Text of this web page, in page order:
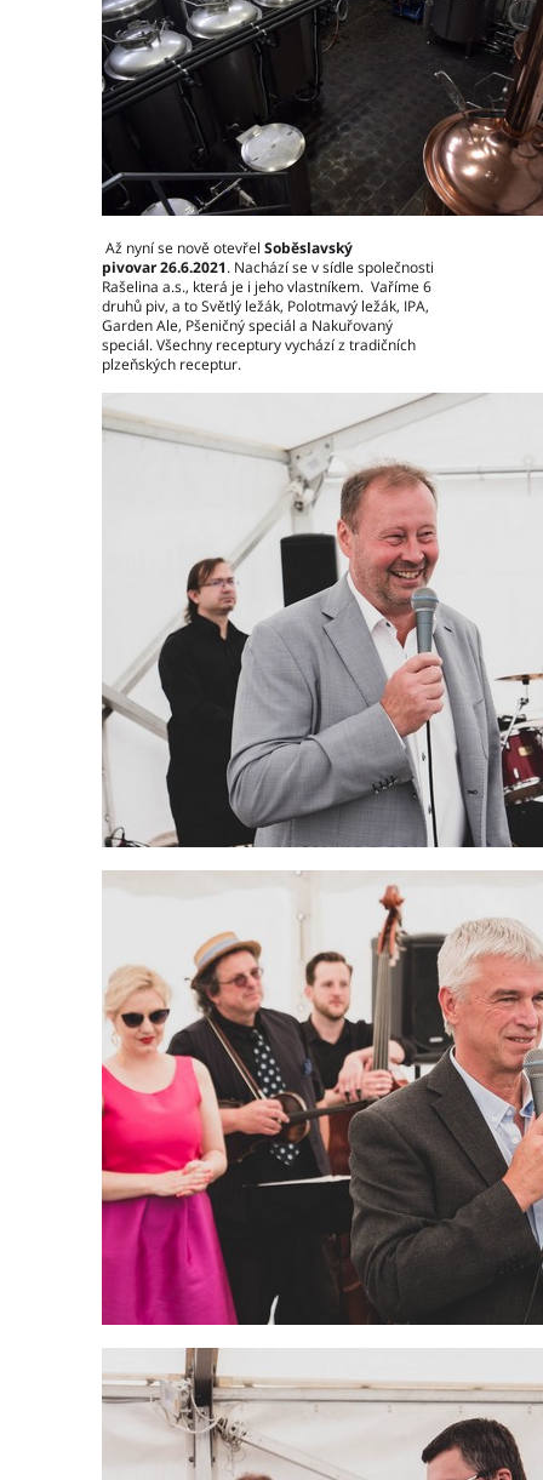
Akce pivovaru
O pivovaru
Slavnostní otevření
Ceník piva
Základní kontaktní údaje
Lidé ve firmě
Výrobní závody
Zahradní centra a podnikové prodejny
Až nyní se nově otevřel Soběslavský
pivovar 26.6.2021. Nachází se v sídle společnosti
Rašelina a.s., která je i jeho vlastníkem. Vaříme 6
druhů piv, a to Světlý ležák, Polotmavý ležák, IPA,
Garden Ale, Pšeničný speciál a Nakuřovaný
speciál. Všechny receptury vychází z tradičních
plzeňských receptur.